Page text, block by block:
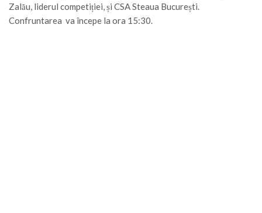
Zalău, liderul competiției, și CSA Steaua București.
Confruntarea va începe la ora 15:30.